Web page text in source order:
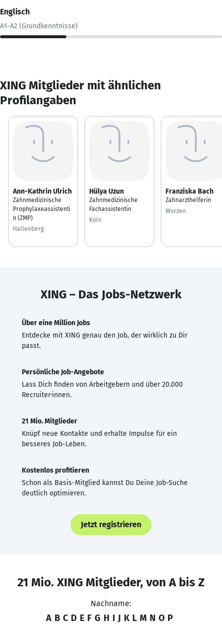
Englisch
A1-A2 (Grundkenntnisse)
XING Mitglieder mit ähnlichen
Profilangaben
Ann-Kathrin Ulrich
Zahnmedizinische
Prophylaxeassistenti
n (ZMP)
Hallenberg
Hülya Uzun
Zahnmedizinische
Fachassistentin
Köln
Franziska Bach
Zahnarzthelferin
Wurzen
XING – Das Jobs-Netzwerk
Über eine Million Jobs
Entdecke mit XING genau den Job, der wirklich zu Dir
passt.
Persönliche Job-Angebote
Lass Dich finden von Arbeitgebern und über 20.000
Recruiter·innen.
21 Mio. Mitglieder
Knüpf neue Kontakte und erhalte Impulse für ein
besseres Job-Leben.
Kostenlos profitieren
Schon als Basis-Mitglied kannst Du Deine Job-Suche
deutlich optimieren.
Jetzt registrieren
21 Mio. XING Mitglieder, von A bis Z
Nachname:
A B C D E F G H I J K L M N O P